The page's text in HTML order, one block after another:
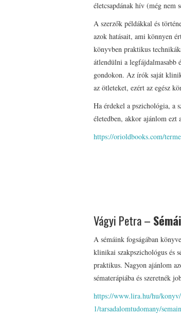
életcsapdának hív (még nem
A szerzők példákkal és
azok hatásait, ami könnyen
könyvben praktikus
átlendülni a legfájdalmasabb
gondokon. Az írók saját
az ötleteket, ezért az egész
Ha érdekel a pszichológia, a
életedben, akkor ajánlom ezt
https://orioldbooks.com/
Vágyi Petra –
A sémáink fogságában
klinikai szakpszichológus és
praktikus. Nagyon ajánlom
sématerápiába és szeretnék
https://www.lira.hu/hu/
1/tarsadalomtudomany/